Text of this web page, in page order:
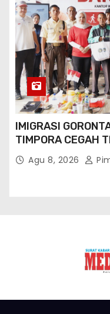
IMIGRASI
TIMPORA CEGAH
ORANG ASING DI
Agu 8, 2026